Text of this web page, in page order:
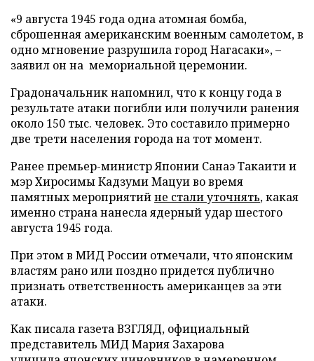
«9 августа 1945 года одна атомная бомба,
сброшенная американским военным самолетом, в
одно мгновение разрушила город Нагасаки», –
заявил он на мемориальной церемонии.
Градоначальник напомнил, что к концу года в
результате атаки погибли или получили ранения
около 150 тыс. человек. Это составило примерно
две трети населения города на тот момент.
Ранее премьер-министр Японии Санаэ Такаити и
мэр Хиросимы Кадзуми Мацуи во время
памятных мероприятийне стали уточнять, какая
именно страна нанесла ядерный удар шестого
августа 1945 года.
При этом в МИД России отмечали, что японским
властям рано или поздно придется публично
признать ответственность американцев за эти
атаки.
Как писала газета ВЗГЛЯД, официальный
представитель МИД Мария Захарова